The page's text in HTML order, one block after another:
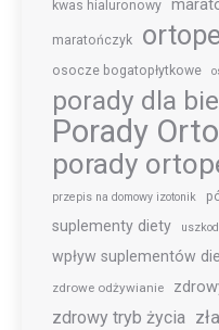
kwas hialuronowy
maratończyk
osocze bogatopłytkowe
porady dla
Porady
porady
przepis na domowy izotonik
suplementy diety
wpływ suplementów
zdrowe odżywianie
zdrowy tryb życia